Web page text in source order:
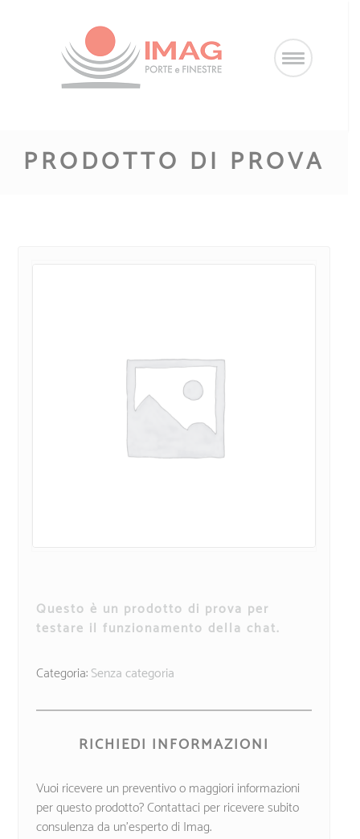
PRODOTTO DI PROVA
Questo è un prodotto di prova per
testare il funzionamento della chat.
Categoria:Senza categoria
RICHIEDI INFORMAZIONI
Vuoi ricevere un preventivo o maggiori informazioni
per questo prodotto? Contattaci per ricevere subito
consulenza da un’esperto di Imag.